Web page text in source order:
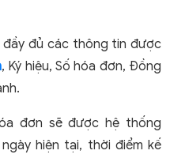
đủ các thông tin được
, Ký hiệu, Số hóa đơn, Đồng
đơn sẽ được hệ thống
hiện tại, thời điểm kế